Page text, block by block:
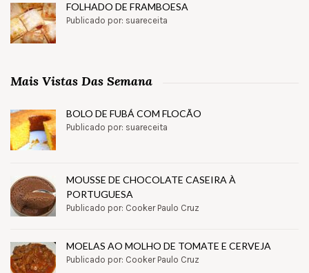
FOLHADO DE FRAMBOESA
Publicado por: suareceita
Mais Vistas Das Semana
BOLO DE FUBÁ COM FLOCÃO
Publicado por: suareceita
MOUSSE DE CHOCOLATE CASEIRA À
PORTUGUESA
Publicado por: Cooker Paulo Cruz
MOELAS AO MOLHO DE TOMATE E CERVEJA
Publicado por: Cooker Paulo Cruz